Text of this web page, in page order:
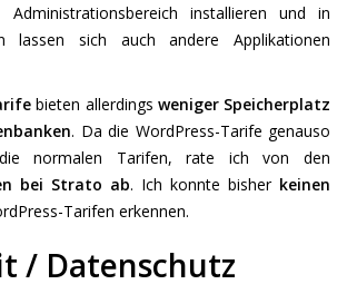
installieren und in
lassen sich auch andere Applikationen
bieten allerdings weniger Speicherplatz
. Da die WordPress-Tarife genauso
normalen Tarifen, rate ich von den
bei Strato ab. Ich konnte bisher keinen
Tarifen erkennen.
/ Datenschutz